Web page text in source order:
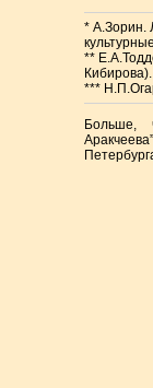
* А.Зорин.
**
***
Больше,